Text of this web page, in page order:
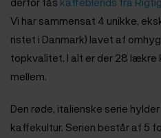
Vi har sammensat 4 unikke,
ristet i Danmark) lavet af
topkvalitet. I alt er der 28
mellem.
Den røde, italienske serie
kaffekultur. Serien består af 5